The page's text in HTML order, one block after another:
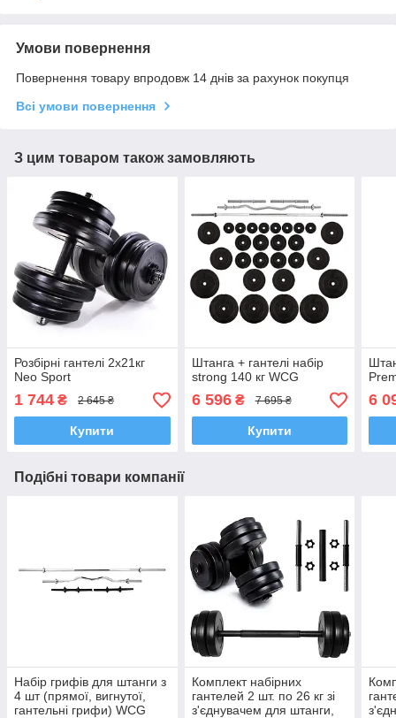
Умови повернення
Повернення товару впродовж 14 днів за рахунок покупця
Всі умови повернення
З цим товаром також замовляють
Розбірні гантелі 2х21кг
Neo Sport
1 744 ₴ 2 645 ₴
Купити
Штанга + гантелі набір
strong 140 кг WCG
6 596₴ 7 695 ₴
Купити
6
Подібні товари компанії
Набір грифів для штанги з
4 шт (прямої, вигнутої,
гантельні грифи) WCG
Комплект набірних
гантелей 2 шт. по 26 кг зі
з'єднувачем для штанги,